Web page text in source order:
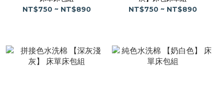
NT$750 ~ NT$890
NT$750 ~ NT$890